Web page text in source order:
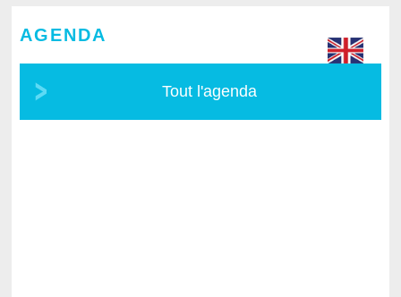
AGENDA
Tout l'agenda